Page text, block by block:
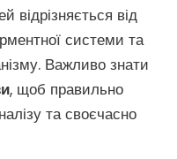
відрізняється від
системи та
Важливо знати
, щоб правильно
та своєчасно